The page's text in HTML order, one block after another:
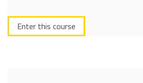
Enter this course